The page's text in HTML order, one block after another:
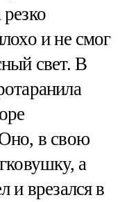
и не смог
свет. В
в свою
а
и врезался в